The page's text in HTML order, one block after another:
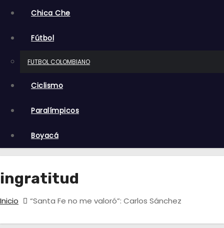
Chica Che
Fútbol
FUTBOL COLOMBIANO
Ciclismo
Paralímpicos
Boyacá
ingratitud
Inicio “Santa Fe no me valoró”: Carlos Sánchez